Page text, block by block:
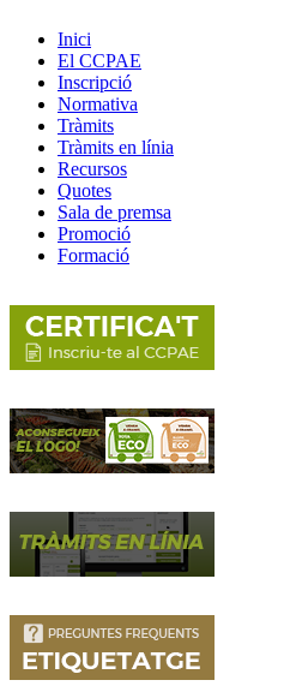
Inici
El CCPAE
Inscripció
Normativa
Tràmits
Tràmits en línia
Recursos
Quotes
Sala de premsa
Promoció
Formació